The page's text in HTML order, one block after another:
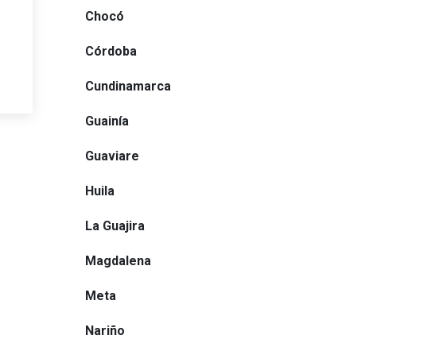
Chocó
Córdoba
Cundinamarca
Guainía
Guaviare
Huila
La Guajira
Magdalena
Meta
Nariño